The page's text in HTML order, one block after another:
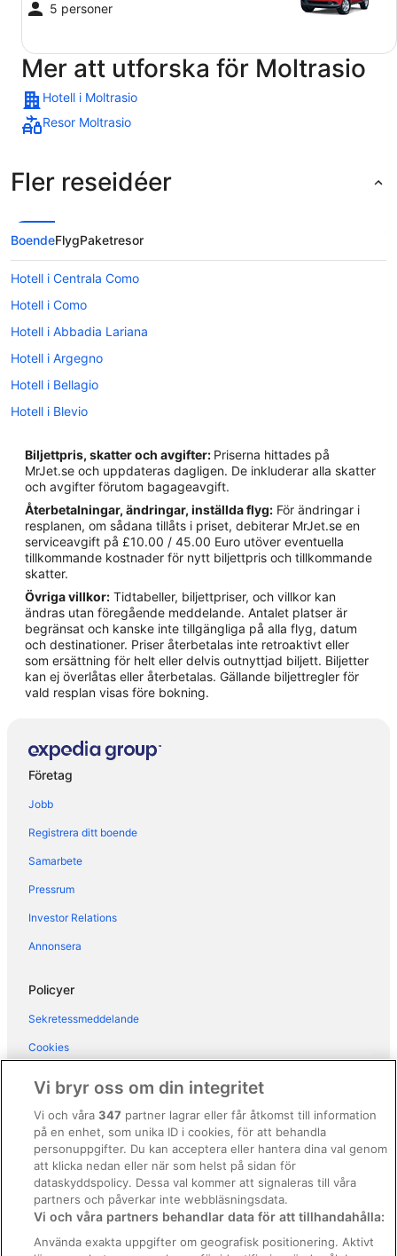
5 personer
Mer att utforska för Moltrasio
Hotell i Moltrasio
Resor Moltrasio
Fler reseidéer
BoendeFlygPaketresor
Hotell i Centrala Como
Hotell i Como
Hotell i Abbadia Lariana
Hotell i Argegno
Hotell i Bellagio
Hotell i Blevio
Hotell i Cernobbio
Hotell i Colonno
Hotell i Como
Hotell i Erba
Hotell i Figino Serenza
Hotell i Griante
Hotell i Laglio
Hotell i Lezzeno
Hotell i Malnate
Hotell i Mandello del Lario
Hotell i Montano Lucino
Hotell i Nesso
Hotell i Olgiate Comasco
Hotell i Oliveto Lario
Hotell i Sala Comacina
Hotell i Torno
Hotell i Tremezzina
Hotell i Vertemate con Minoprio
Biljettpris, skatter och avgifter: Priserna hittades på
MrJet.se och uppdateras dagligen. De inkluderar alla skatter
och avgifter förutom bagageavgift.
Återbetalningar, ändringar, inställda flyg: För ändringar i
resplanen, om sådana tillåts i priset, debiterar MrJet.se en
serviceavgift på £10.00 / 45.00 Euro utöver eventuella
tillkommande kostnader för nytt biljettpris och tillkommande
skatter.
Övriga villkor: Tidtabeller, biljettpriser, och villkor kan
ändras utan föregående meddelande. Antalet platser är
begränsat och kanske inte tillgängliga på alla flyg, datum
och destinationer. Priser återbetalas inte retroaktivt eller
som ersättning för helt eller delvis outnyttjad biljett. Biljetter
kan ej överlåtas eller återbetalas. Gällande biljettregler för
vald resplan visas före bokning.
Företag
Jobb
Registrera ditt boende
Samarbete
Pressrum
Investor Relations
Annonsera
Policyer
Sekretessmeddelande
Cookies
Regler och villkor för Vrbo
Tillgänglighetsanpassning
Juridisk information/Kontakta oss
Riktlinjer för innehåll och anmäla innehåll
Vi bryr oss om din integritet
Vi och våra347 partner lagrar eller får åtkomst till information
på en enhet, som unika ID i cookies, för att behandla
personuppgifter. Du kan acceptera eller hantera dina val genom
att klicka nedan eller när som helst på sidan för
dataskyddspolicy. Dessa val kommer att signaleras till våra
partners och påverkar inte webbläsningsdata.
Vi och våra partners behandlar data för att tillhandahålla:
Använda exakta uppgifter om geografisk positionering. Aktivt